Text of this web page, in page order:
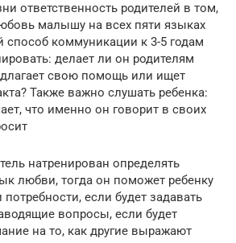
ответственность родителей в том,
малышу на всех пяти языках
способ коммуникации к 3-5 годам
делает ли он родителям
свою помощь или ищет
Также важно слушать ребенка:
что именно он говорит в своих
натренирован определять
любви, тогда он поможет ребенку
если будет задавать
вопросы, если будет
на то, как другие выражают